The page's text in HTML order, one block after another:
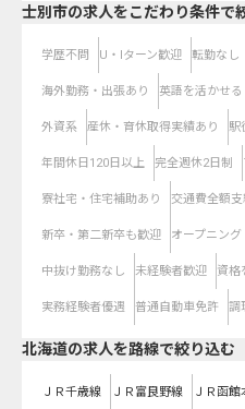
士別市の求人をこだわり条件で
学歴不問 U・Iターン歓迎 転勤なし
海外勤務・出張あり 英語を活かせる
外資系 産休・育休取得実績あり 駅
年間休日120日以上 完全週休2日制
寮社宅・住宅補助あり 交通費全額支
新卒・第二新卒も歓迎 オープニン
中抜け勤務なし 未経験者歓迎 資格
実務経験者優遇 普通自動車免許 調
北海道の求人を路線で絞り込む
ＪＲ千歳線 ＪＲ富良野線 ＪＲ函館